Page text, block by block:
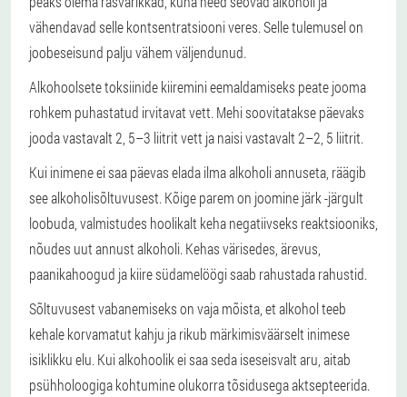
vähendavad selle kontsentratsiooni veres. Selle tulemusel on
joobeseisund palju vähem väljendunud.
Alkohoolsete toksiinide kiiremini eemaldamiseks peate jooma
rohkem puhastatud irvitavat vett. Mehi soovitatakse päevaks
jooda vastavalt 2, 5–3 liitrit vett ja naisi vastavalt 2–2, 5 liitrit.
Kui inimene ei saa päevas elada ilma alkoholi annuseta, räägib
see alkoholisõltuvusest. Kõige parem on joomine järk -järgult
loobuda, valmistudes hoolikalt keha negatiivseks reaktsiooniks,
nõudes uut annust alkoholi. Kehas värisedes, ärevus,
paanikahoogud ja kiire südamelöögi saab rahustada rahustid.
Sõltuvusest vabanemiseks on vaja mõista, et alkohol teeb
kehale korvamatut kahju ja rikub märkimisväärselt inimese
isiklikku elu. Kui alkohoolik ei saa seda iseseisvalt aru, aitab
psühholoogiga kohtumine olukorra tõsidusega aktsepteerida.